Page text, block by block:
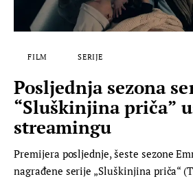
FILM SERIJE
Posljednja sezona
“Sluškinjina priča”
streamingu
Premijera posljednje, šeste sezone
nagrađene serije „Sluškinjina priča“